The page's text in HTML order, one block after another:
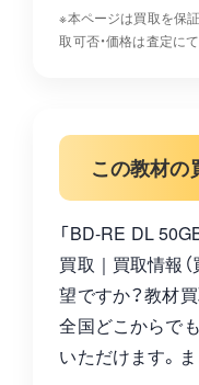
※本ページは買取を保
取可否・価格は査定に
この教材の
「BD-RE DL
買取｜買取情報
望ですか？教材
全国どこからでも
いただけます。